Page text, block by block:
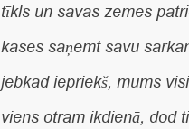
tīkls un savas zemes
kases saņemt savu
jebkad iepriekš, mums
viens otram ikdienā, dod